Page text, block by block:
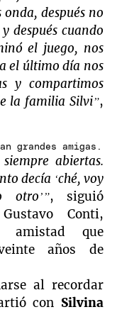
después no
después cuando
el juego, nos
el último día nos
y compartimos
la familia Silvi”,
grandes amigas.
abiertas.
decía ‘ché, voy
otro’”, siguió
Conti,
amistad que
años de
al recordar
con Silvina